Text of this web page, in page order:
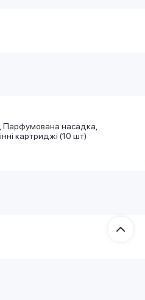
насадка,
картриджі (10 шт)